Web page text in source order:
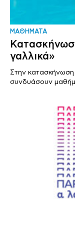
ΜΑΘΗΜΑΤΑ
γαλλικά»
Στην
συνδυάσουν